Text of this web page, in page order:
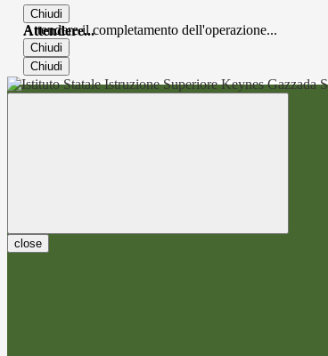
Chiudi
Attendere...
Attendere il completamento dell'operazione...
Chiudi
Chiudi
close